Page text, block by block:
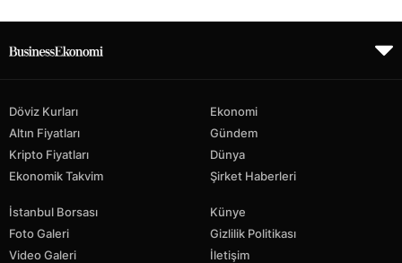
Döviz Kurları
Altın Fiyatları
Kripto Fiyatları
Ekonomik Takvim
Ekonomi
Gündem
Dünya
Şirket Haberleri
İstanbul Borsası
Foto Galeri
Video Galeri
Künye
Gizlilik Politikası
İletişim